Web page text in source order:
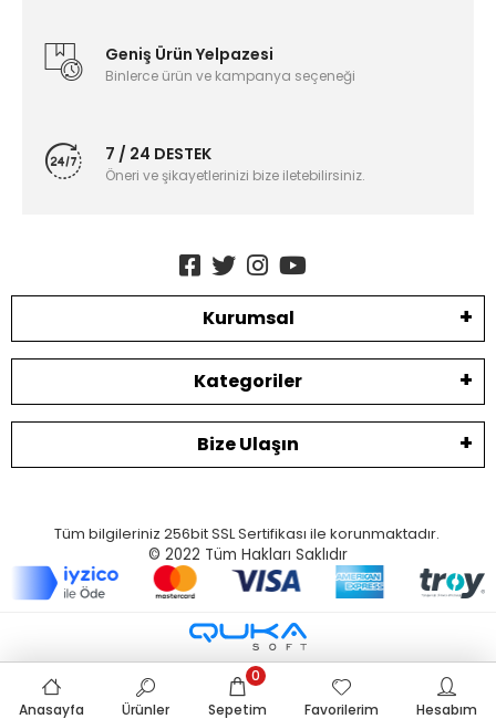
Geniş Ürün Yelpazesi
Binlerce ürün ve kampanya seçeneği
7 / 24 DESTEK
Öneri ve şikayetlerinizi bize iletebilirsiniz.
Kurumsal
Kategoriler
Bize Ulaşın
Tüm bilgileriniz 256bit SSL Sertifikası ile korunmaktadır.
© 2022 Tüm Hakları Saklıdır
Anasayfa Ürünler Sepetim
0
Favorilerim
Hesabım